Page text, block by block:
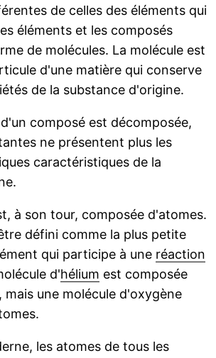
de celles des éléments qui
éléments et les composés
de molécules. La molécule est
d'une matière qui conserve
de la substance d'origine.
composé est décomposée,
ne présentent plus les
caractéristiques de la
à son tour, composée d'atomes.
défini comme la plus petite
qui participe à une réaction
d'hélium est composée
mais une molécule d'oxygène
les atomes de tous les